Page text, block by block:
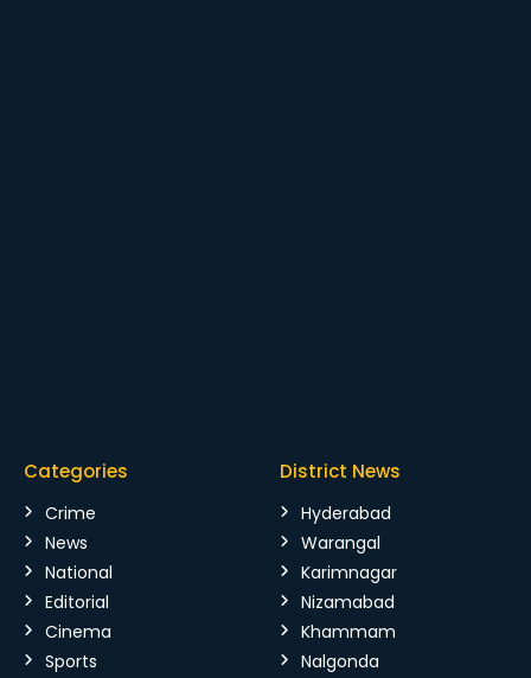
Categories
Crime
News
National
Editorial
Cinema
Sports
District News
Hyderabad
Warangal
Karimnagar
Nizamabad
Khammam
Nalgonda